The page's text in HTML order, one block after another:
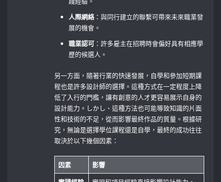
人際網絡 ：與同行建立的聯繫可帶來未來職業發
展的機會。
職業認可 ：許多雇主在招聘時會偏好具有相應學
歷的候選人。
另一方面，隨著行業的快速發展，自學和參加短期課
程也是許多設計師的選擇。這種方式在一定程度上降
低了入行的門檻，讓有創意的人才更容易展示自身的
設計能力。しかし、這種方法也可能導致知識的片面
性和技術的不足，從而影響最終作品的質量。根據研
究，無論是選擇學位課程還是自學，最終的成功往往
取決於以下幾個因素：
因素
影響